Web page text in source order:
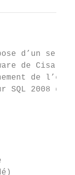
d’un
de Cisa
de
SQL 2008 de